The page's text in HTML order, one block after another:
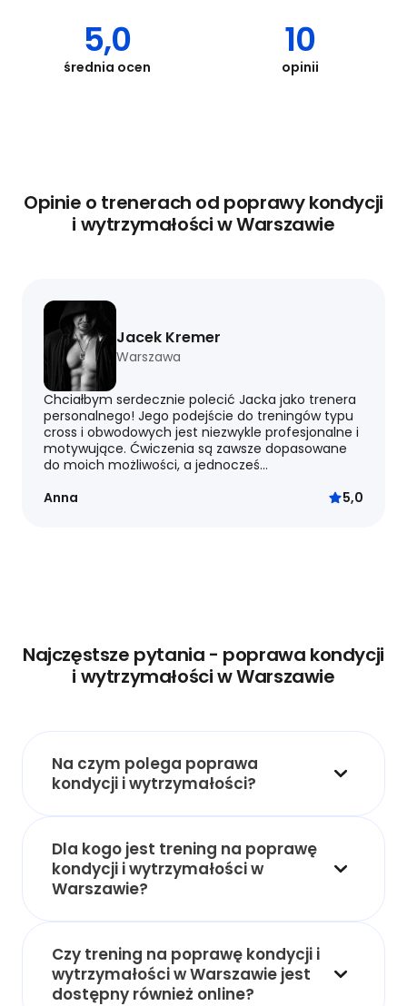
5,0
średnia ocen
10
opinii
Opinie o trenerach od poprawy kondycji
i wytrzymałości w Warszawie
Jacek Kremer
Warszawa
Chciałbym serdecznie polecić Jacka jako trenera
personalnego! Jego podejście do treningów typu
cross i obwodowych jest niezwykle profesjonalne i
motywujące. Ćwiczenia są zawsze dopasowane
do moich możliwości, a jednocześ...
Anna
5,0
Najczęstsze pytania - poprawa kondycji
i wytrzymałości w Warszawie
Na czym polega poprawa
kondycji i wytrzymałości?
Dla kogo jest trening na poprawę
kondycji i wytrzymałości w
Warszawie?
Czy trening na poprawę kondycji i
wytrzymałości w Warszawie jest
dostępny również online?